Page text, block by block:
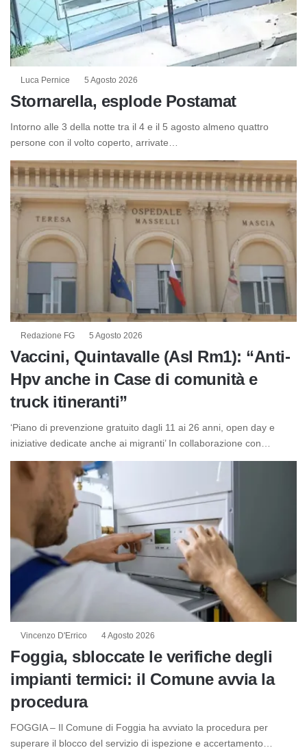
Luca Pernice 5 Agosto 2026
Stornarella, esplode Postamat
Intorno alle 3 della notte tra il 4 e il 5 agosto almeno quattro
persone con il volto coperto, arrivate…
Redazione FG 5 Agosto 2026
Vaccini, Quintavalle (Asl Rm1): “Anti-
Hpv anche in Case di comunità e
truck itineranti”
‘Piano di prevenzione gratuito dagli 11 ai 26 anni, open day e
iniziative dedicate anche ai migranti’ In collaborazione con…
Vincenzo D'Errico 4 Agosto 2026
Foggia, sbloccate le verifiche degli
impianti termici: il Comune avvia la
procedura
FOGGIA – Il Comune di Foggia ha avviato la procedura per
superare il blocco del servizio di ispezione e accertamento…